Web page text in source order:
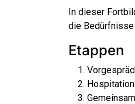
In dieser
die
Etappen